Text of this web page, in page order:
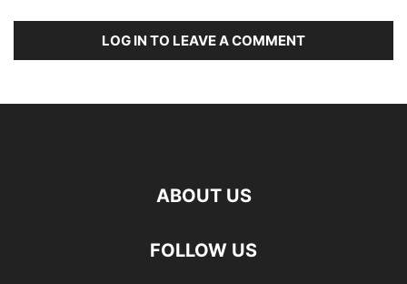
LOG IN TO LEAVE A COMMENT
ABOUT US
FOLLOW US